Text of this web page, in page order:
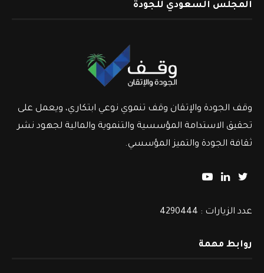
المجلس السعودي للجودة
وقف الجودة والإتقان وقف تنموي نوعي ابتكاري، ويعمل على
تحقيق الاستدامة المؤسسية والتنموية والمالية لجهود نشر
ثقافة الجودة والتميز المؤسسي.
عدد الزيارات : 4290444
روابط مهمة